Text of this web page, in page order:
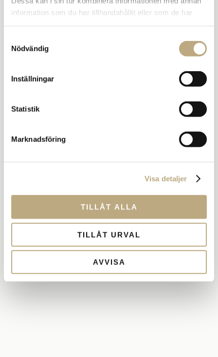
information som du har tillhandahållit eller som de har
Nödvändig
Inställningar
Statistik
Marknadsföring
Visa detaljer
TILLÅT ALLA
TILLÅT URVAL
AVVISA